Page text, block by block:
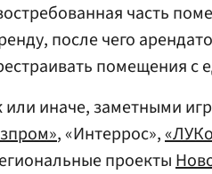
часть
после чего
помещения с
или иначе, заметными
, «Интеррос»,
проекты